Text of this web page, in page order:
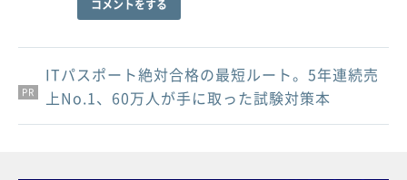
コメントをする
PR
PR
PR
ITパスポート絶対合格の最短ルート。5年連続売
上No.1、60万人が手に取った試験対策本